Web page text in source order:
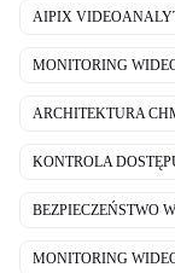
AIPIX
MONITORING
ARCHITEKTURA
KONTROLA
BEZPIECZEŃSTWO
MONITORING